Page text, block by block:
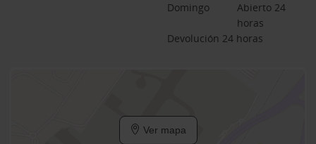
Domingo
Abierto 24
horas
Devolución 24 horas
Ver mapa